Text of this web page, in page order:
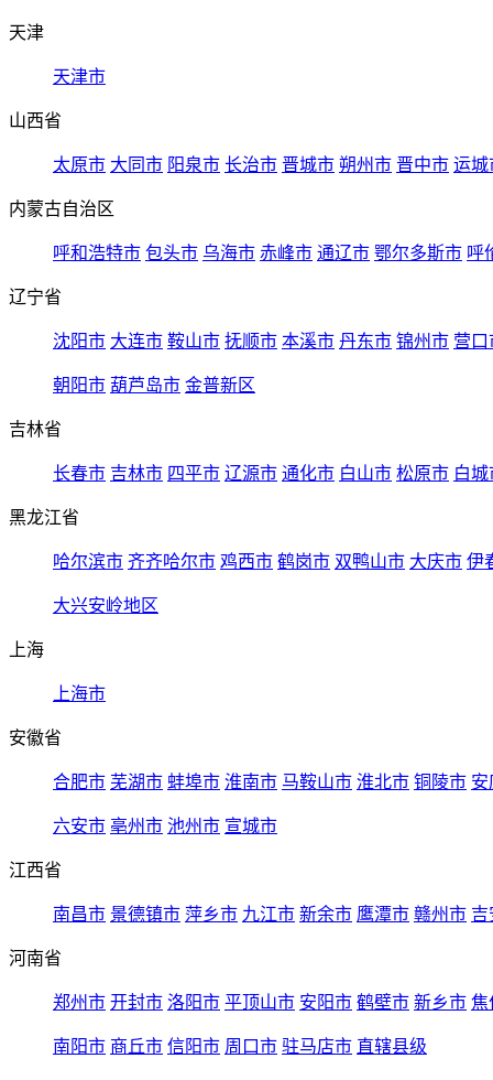
天津
天津市
山西省
太原市 大同市 阳泉市 长治市 晋城市 朔州市 晋中市 运城
内蒙古自治区
呼和浩特市 包头市 乌海市 赤峰市 通辽市 鄂尔多斯市 呼
辽宁省
沈阳市 大连市 鞍山市 抚顺市 本溪市 丹东市 锦州市 营口
朝阳市 葫芦岛市 金普新区
吉林省
长春市 吉林市 四平市 辽源市 通化市 白山市 松原市 白城
黑龙江省
哈尔滨市 齐齐哈尔市 鸡西市 鹤岗市 双鸭山市 大庆市 伊
大兴安岭地区
上海
上海市
安徽省
合肥市 芜湖市 蚌埠市 淮南市 马鞍山市 淮北市 铜陵市 安
六安市 亳州市 池州市 宣城市
江西省
南昌市 景德镇市 萍乡市 九江市 新余市 鹰潭市 赣州市 吉
河南省
郑州市 开封市 洛阳市 平顶山市 安阳市 鹤壁市 新乡市 焦
南阳市 商丘市 信阳市 周口市 驻马店市 直辖县级